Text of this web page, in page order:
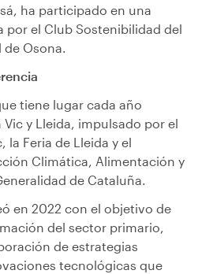
ha participado en una
por el Club Sostenibilidad del
de Osona.
tiene lugar cada año
y Lleida, impulsado por el
la Feria de Lleida y el
Climática, Alimentación y
de Cataluña.
en 2022 con el objetivo de
del sector primario,
de estrategias
tecnológicas que